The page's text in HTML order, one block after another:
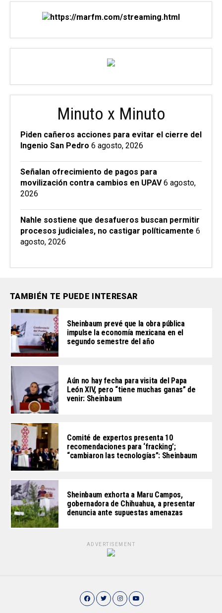
Minuto x Minuto
Piden cañeros acciones para evitar el cierre del
Ingenio San Pedro 6 agosto, 2026
Señalan ofrecimiento de pagos para
movilización contra cambios en UPAV 6 agosto,
2026
Nahle sostiene que desafueros buscan permitir
procesos judiciales, no castigar políticamente 6
agosto, 2026
TAMBIÉN TE PUEDE INTERESAR
Sheinbaum prevé que la obra pública
impulse la economía mexicana en el
segundo semestre del año
Aún no hay fecha para visita del Papa
León XIV, pero “tiene muchas ganas” de
venir: Sheinbaum
Comité de expertos presenta 10
recomendaciones para ‘fracking’;
“cambiaron las tecnologías”: Sheinbaum
Sheinbaum exhorta a Maru Campos,
gobernadora de Chihuahua, a presentar
denuncia ante supuestas amenazas
ADVERTISEMENT